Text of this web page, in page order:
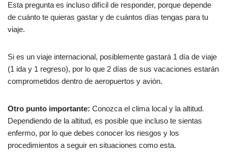
Esta pregunta es incluso difícil de responder, porque depende
de cuánto te quieras gastar y de cuántos días tengas para tu
viaje.
Si es un viaje internacional, posiblemente gastará 1 día de viaje
(1 ida y 1 regreso), por lo que 2 días de sus vacaciones estarán
comprometidos dentro de aeropuertos y avión.
Otro punto importante: Conozca el clima local y la altitud.
Dependiendo de la altitud, es posible que incluso te sientas
enfermo, por lo que debes conocer los riesgos y los
procedimientos a seguir en situaciones como esta.